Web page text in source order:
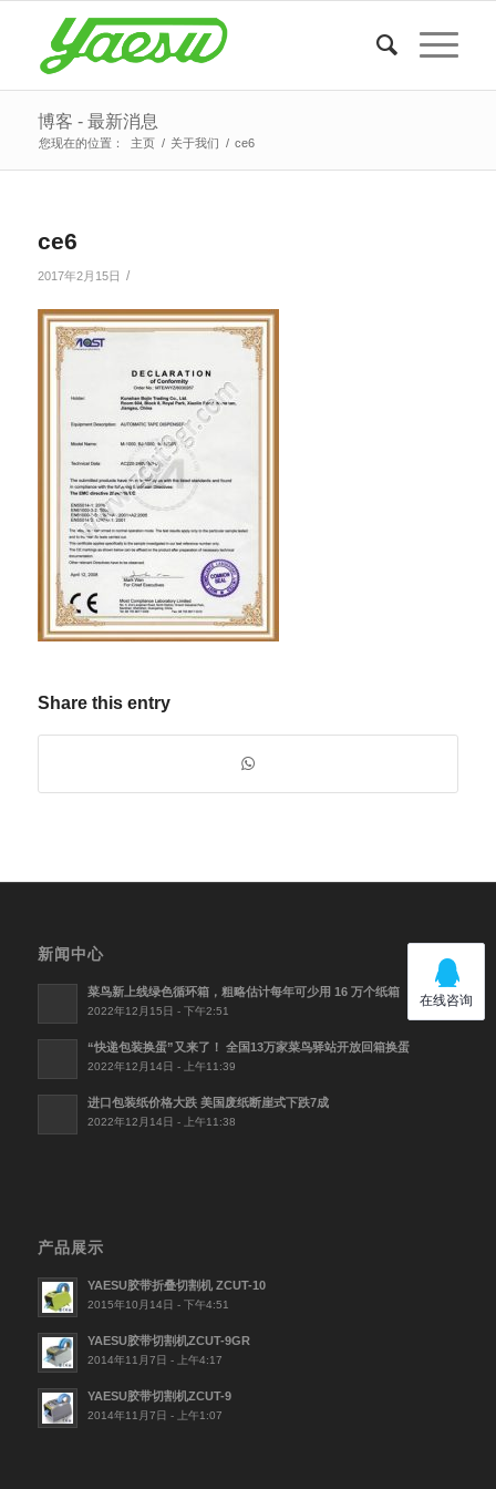
博客 - 最新消息
您现在的位置： 主页 / 关于我们 / ce6
ce6
2017年2月15日 /
Share this entry
新闻中心
菜鸟新上线绿色循环箱，粗略估计每年可少用 16 万个纸箱
2022年12月15日 - 下午2:51
“快递包装换蛋”又来了！ 全国13万家菜鸟驿站开放回箱换蛋
2022年12月14日 - 上午11:39
进口包装纸价格大跌 美国废纸断崖式下跌7成
2022年12月14日 - 上午11:38
产品展示
YAESU胶带折叠切割机 ZCUT-10
2015年10月14日 - 下午4:51
YAESU胶带切割机ZCUT-9GR
2014年11月7日 - 上午4:17
YAESU胶带切割机ZCUT-9
2014年11月7日 - 上午1:07